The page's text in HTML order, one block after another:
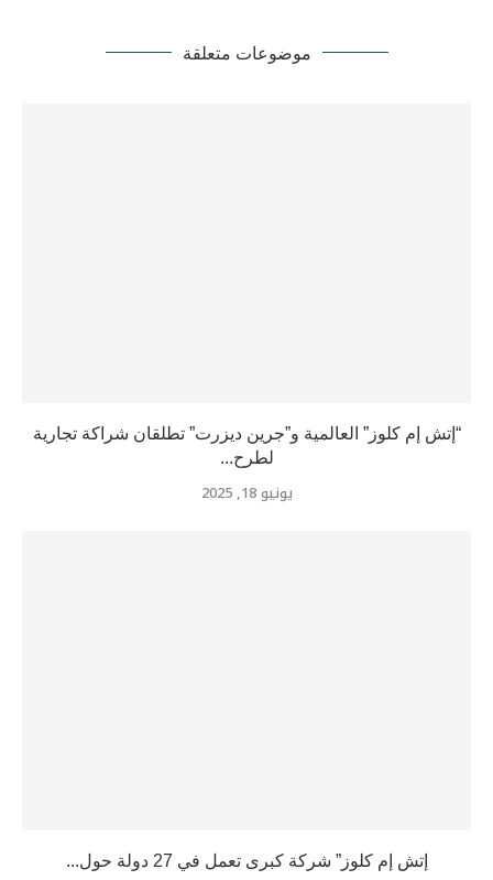
موضوعات متعلقة
“إتش إم كلوز” العالمية و”جرين ديزرت” تطلقان شراكة تجارية
لطرح...
يونيو 18, 2025
إتش إم كلوز” شركة كبرى تعمل في 27 دولة حول...